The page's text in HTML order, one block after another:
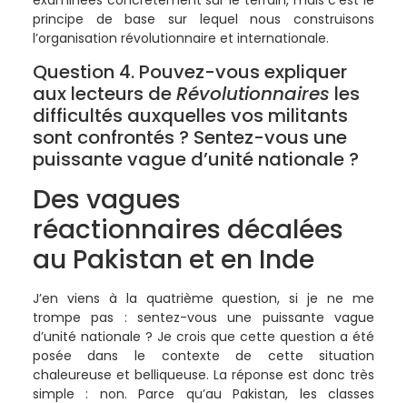
principe de base sur lequel nous construisons
l’organisation révolutionnaire et internationale.
Question 4. Pouvez-vous expliquer
aux lecteurs deRévolutionnaires les
difficultés auxquelles vos militants
sont confrontés ? Sentez-vous une
puissante vague d’unité nationale ?
Des vagues
réactionnaires décalées
au Pakistan et en Inde
J’en viens à la quatrième question, si je ne me
trompe pas : sentez-vous une puissante vague
d’unité nationale ? Je crois que cette question a été
posée dans le contexte de cette situation
chaleureuse et belliqueuse. La réponse est donc très
simple : non. Parce qu’au Pakistan, les classes